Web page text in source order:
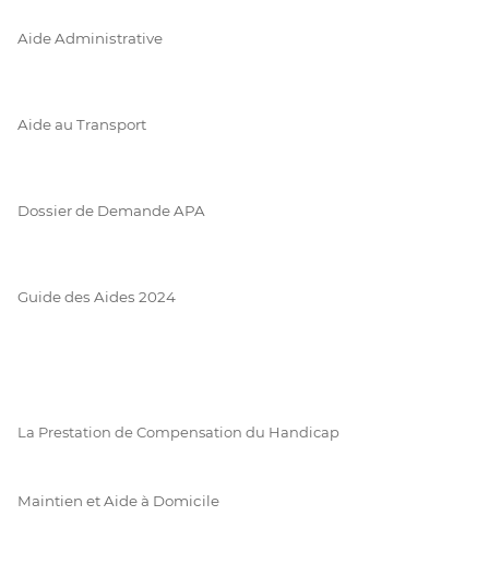
Aide Administrative
Aide au Transport
Dossier de Demande APA
Guide des Aides 2024
La Prestation de Compensation du Handicap
Maintien et Aide à Domicile